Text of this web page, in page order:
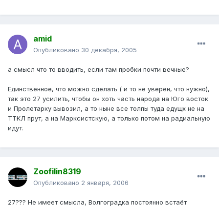
amid
Опубликовано 30 декабря, 2005
а смысл что то вводить, если там пробки почти вечные?
Единственное, что можно сделать ( и то не уверен, что нужно),
так это 27 усилить, чтобы он хоть часть народа на Юго восток
и Пролетарку вывозил, а то ныне все толпы туда едущх не на
ТТКЛ прут, а на Марксистскую, а только потом на радиальную
идут.
Zoofilin8319
Опубликовано 2 января, 2006
27??? Не имеет смысла, Волгоградка постоянно встаёт